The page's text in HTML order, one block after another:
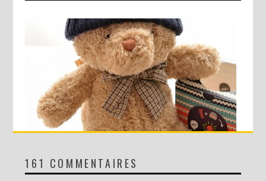
CONCOURS AVEC SERGENT MAJOR
161 COMMENTAIRES